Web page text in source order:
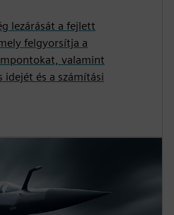
lezárását a fejlett
felgyorsítja a
valamint
és a számítási